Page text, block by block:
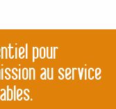
pour
au service